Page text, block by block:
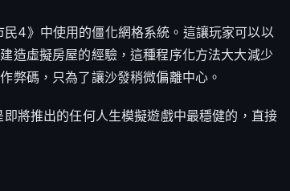
4》中使用的僵化網格系統。這讓玩家可以以
造虛擬房屋的經驗，這種程序化方法大大減少
弊碼，只為了讓沙發稍微偏離中心。
將推出的任何人生模擬遊戲中最穩健的，直接